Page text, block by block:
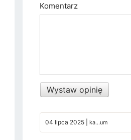
Komentarz
Wystaw opinię
04 lipca 2025 ka...um